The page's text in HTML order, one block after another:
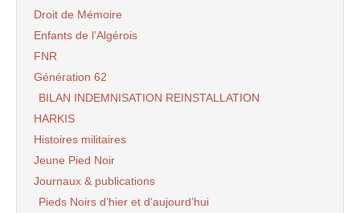
Droit de Mémoire
Enfants de l’Algérois
FNR
Génération 62
BILAN INDEMNISATION REINSTALLATION
HARKIS
Histoires militaires
Jeune Pied Noir
Journaux & publications
Pieds Noirs d’hier et d’aujourd’hui